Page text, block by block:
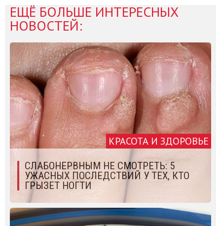
ЕЩЁ БОЛЬШЕ ИНТЕРЕСНЫХ
НОВОСТЕЙ:
КРАСОТА И ЗДОРОВЬЕ
СЛАБОНЕРВНЫМ НЕ СМОТРЕТЬ: 5
УЖАСНЫХ ПОСЛЕДСТВИЙ У ТЕХ, КТО
ГРЫЗЕТ НОГТИ